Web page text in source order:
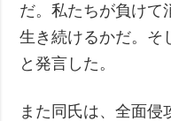
だ。私たちが負けて
生き続けるかだ。そ
と発言した。
また同氏は、全面